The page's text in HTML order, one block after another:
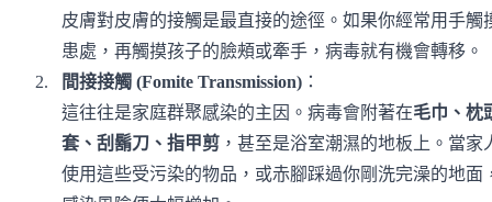
皮膚對皮膚的接觸是最直接的途徑。如果你經常用手觸
患處，再觸摸孩子的臉頰或牽手，病毒就有機會轉移。
間接接觸 (Fomite Transmission) ：
這往往是家庭群聚感染的主因。病毒會附著在毛巾、枕
套、刮鬍刀、指甲剪 ，甚至是浴室潮濕的地板上。當家
使用這些受污染的物品，或赤腳踩過你剛洗完澡的地面